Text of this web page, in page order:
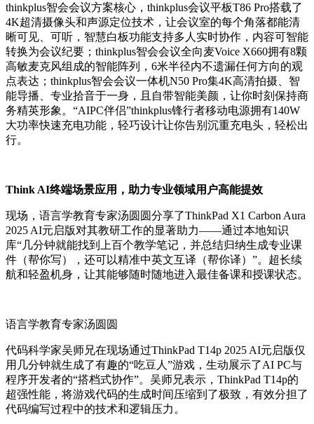
thinkplus智会会议方案核心，thinkplus会议平板T86 Pro搭载了
4K超清摄像头和声源定位技术，让会议室的每个角落都能清
晰可见、可听，智慧白板功能支持多人实时协作，内容可智能
转换为会议纪要；thinkplus智会会议全向麦Voice X660拥有8颗
高敏麦克风组成的智能阵列，6米半径内不遗漏任何方向的观
点表达；thinkplus智会会议一体机N50 Pro集4K高清拍摄、智
能导播、专业拾音于一身，且自带智能美颜，让你时刻保持商
务精英形象。“AIPC伴侣”thinkplus锋行者移动电源拥有140W
大功率快速充电功能，轻巧设计让你告别沉重充电头，轻松出
行。
Think AI终端场景应用，助力专业领域用户高能提效
现场，语言学教育专家汤圆圆分享了ThinkPad X1 Carbon Aura
2025 AI元启版对其教研工作的显著助力——通过本地知识
库“几分钟就能找到上百个教学笔记，并总结归纳生成专业课
件（帮你写），还可以精准中英文互译（帮你译）”。超长续
航和轻盈机身，让其能够随时随地进入最佳备课和授课状态。
语言学教育专家汤圆圆
代码科学家吴师兄在现场通过ThinkPad T14p 2025 AI元启版仅
用几分钟就生成了有趣的“吃豆人”游戏，生动展示了AI PC与
程序开发者的“搭档式协作”。吴师兄表示，ThinkPad T14p的
超强性能，将游戏代码的生成时间压缩到了极致，有效分担了
代码编写过程中的技术和逻辑压力。